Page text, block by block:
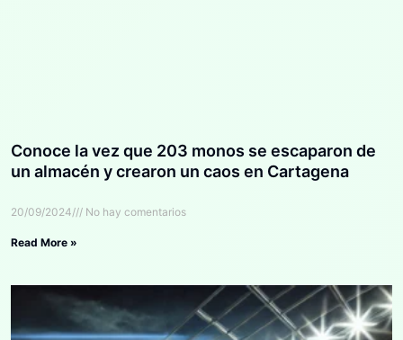
Conoce la vez que 203 monos se escaparon de
un almacén y crearon un caos en Cartagena
20/09/2024 No hay comentarios
Read More »